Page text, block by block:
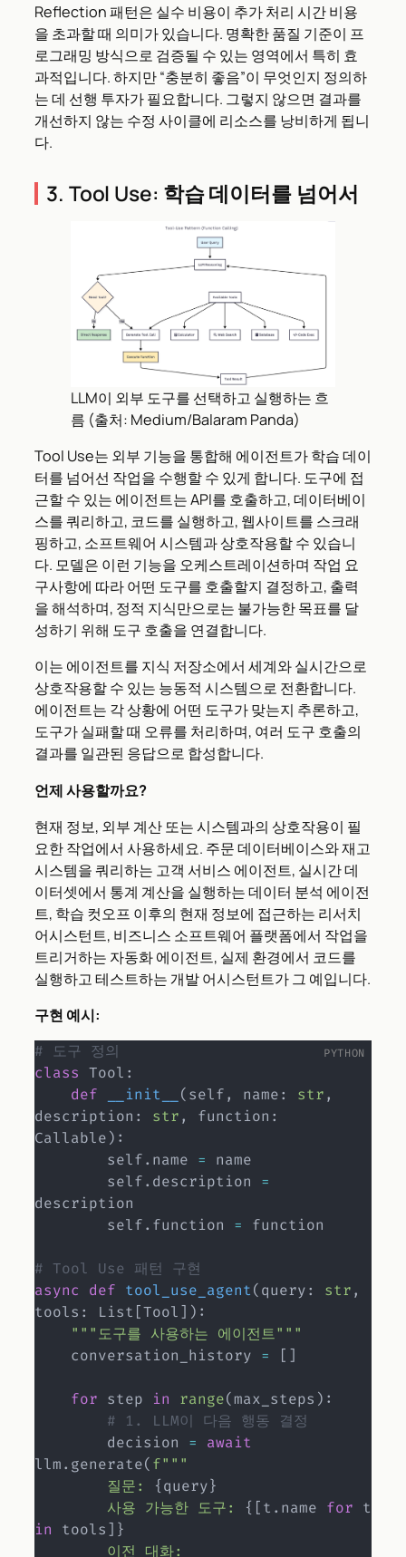
Reflection 패턴은 실수 비용이 추가 처리 시간 비용
을 초과할 때 의미가 있습니다. 명확한 품질 기준이 프
로그래밍 방식으로 검증될 수 있는 영역에서 특히 효
과적입니다. 하지만 “충분히 좋음”이 무엇인지 정의하
는 데 선행 투자가 필요합니다. 그렇지 않으면 결과를
개선하지 않는 수정 사이클에 리소스를 낭비하게 됩니
다.
3. Tool Use: 학습 데이터를 넘어서
LLM이 외부 도구를 선택하고 실행하는 흐
름 (출처: Medium/Balaram Panda)
Tool Use는 외부 기능을 통합해 에이전트가 학습 데이
터를 넘어선 작업을 수행할 수 있게 합니다. 도구에 접
근할 수 있는 에이전트는 API를 호출하고, 데이터베이
스를 쿼리하고, 코드를 실행하고, 웹사이트를 스크래
핑하고, 소프트웨어 시스템과 상호작용할 수 있습니
다. 모델은 이런 기능을 오케스트레이션하며 작업 요
구사항에 따라 어떤 도구를 호출할지 결정하고, 출력
을 해석하며, 정적 지식만으로는 불가능한 목표를 달
성하기 위해 도구 호출을 연결합니다.
이는 에이전트를 지식 저장소에서 세계와 실시간으로
상호작용할 수 있는 능동적 시스템으로 전환합니다.
에이전트는 각 상황에 어떤 도구가 맞는지 추론하고,
도구가 실패할 때 오류를 처리하며, 여러 도구 호출의
결과를 일관된 응답으로 합성합니다.
언제 사용할까요?
현재 정보, 외부 계산 또는 시스템과의 상호작용이 필
요한 작업에서 사용하세요. 주문 데이터베이스와 재고
시스템을 쿼리하는 고객 서비스 에이전트, 실시간 데
이터셋에서 통계 계산을 실행하는 데이터 분석 에이전
트, 학습 컷오프 이후의 현재 정보에 접근하는 리서치
어시스턴트, 비즈니스 소프트웨어 플랫폼에서 작업을
트리거하는 자동화 에이전트, 실제 환경에서 코드를
실행하고 테스트하는 개발 어시스턴트가 그 예입니다.
구현 예시:
# 도구 정의
class Tool :
def
__init__ (self, name: str,
description : str, function :
Callable) :
        self
. name = name
        self
. description =
description
        self
. function = function
# Tool Use 패턴 구현
async
def tool_use_agent(query: str,
tools : List [Tool] ) :
"""도구를 사용하는 에이전트"""
    conversation_history
= [ ]
for step in range(max_steps ) :
# 1. LLM이 다음 행동 결정
        decision
=
await
llm. generate(f"""
        질문:
{query}
        사용 가능한 도구:
{ [t . name for
in tools] }